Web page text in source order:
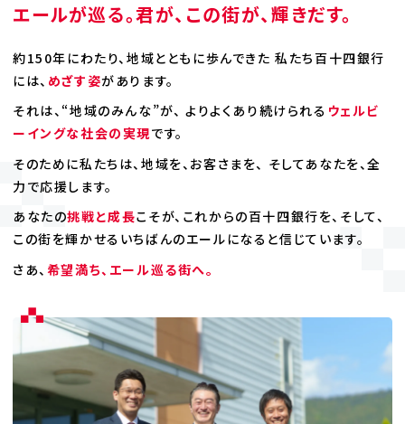
エールが巡る。君が、この街が、輝きだす。
約150年にわたり、地域とともに歩んできた私たち百十四銀行
には、 めざす姿があります。
それは、“地域のみんな”が、 よりよくあり続けられる ウェルビ
ーイングな社会の実現です。
そのために私たちは、地域を、お客さまを、 そしてあなたを、全
力で応援します。
あなたの挑戦と成長こそが、これからの百十四銀行を、 そして、
この街を輝かせるいちばんのエールになると信じています。
さあ、 希望満ち、エール巡る街へ。